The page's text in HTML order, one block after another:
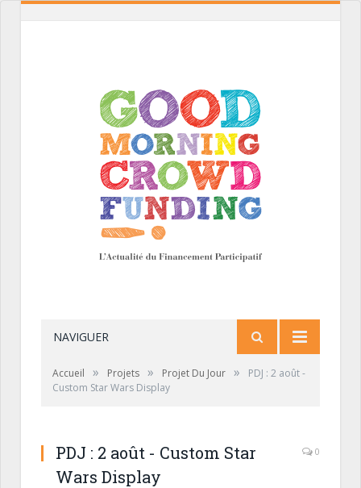
NAVIGUER
Accueil » Projets » Projet Du Jour »
PDJ : 2 août -
Custom Star Wars Display
PDJ : 2 août - Custom Star
Wars Display
0